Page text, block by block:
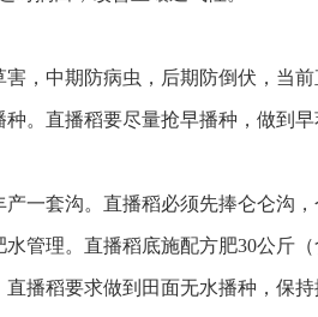
害，中期防病虫，后期防倒伏，当
种。直播稻要尽量抢早播种，做到
产一套沟。直播稻必须先捧仑仑沟
水管理。直播稻底施配方肥30公斤
直播稻要求做到田面无水播种，保